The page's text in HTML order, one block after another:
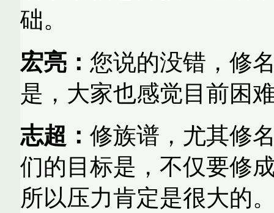
础。
宏亮： 您说的没错， 修
是，大家也感觉目前困
志超： 修族谱，尤其修
们的目标是，不仅要修
所以压力肯定是很大的